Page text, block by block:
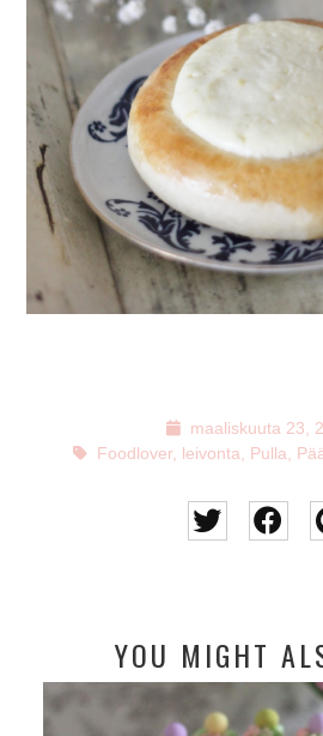
maaliskuuta 23,
Foodlover, leivonta, Pulla,
YOU MIGHT